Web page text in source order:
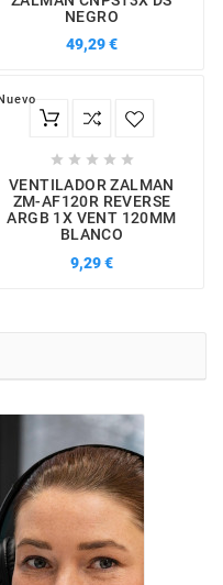
NEGRO
49,29 €
Nuevo
    
VENTILADOR ZALMAN
ZM-AF120R REVERSE
ARGB 1X VENT 120MM
BLANCO
9,29 €